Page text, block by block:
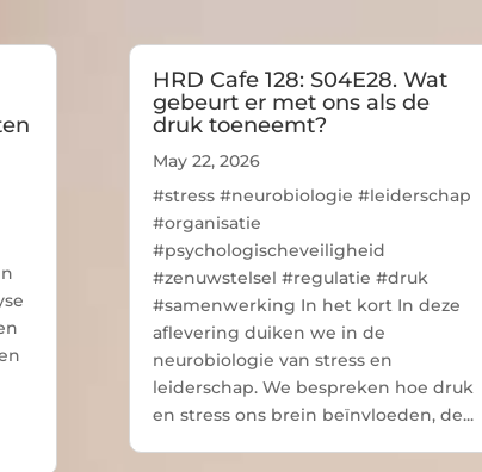
HRD Cafe 128: S04E28. Wat
gebeurt er met ons als de
druk toeneemt?
May 22, 2026
#stress #neurobiologie #leiderschap
#organisatie
#psychologischeveiligheid
#zenuwstelsel #regulatie #druk
#samenwerking In het kort In deze
aflevering duiken we in de
neurobiologie van stress en
leiderschap. We bespreken hoe druk
en stress ons brein beïnvloeden, de...